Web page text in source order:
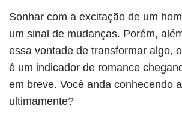
Sonhar com a excitação de um
um sinal de mudanças. Porém,
essa vontade de transformar algo,
é um indicador de romance
em breve. Você anda conhecendo
ultimamente?